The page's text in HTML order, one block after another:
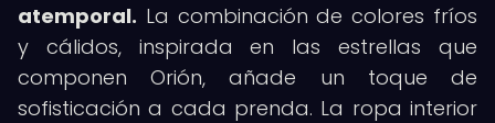
atemporal. La combinación de colores fríos
y cálidos, inspirada en las estrellas que
componen Orión, añade un toque de
sofisticación a cada prenda. La ropa interior